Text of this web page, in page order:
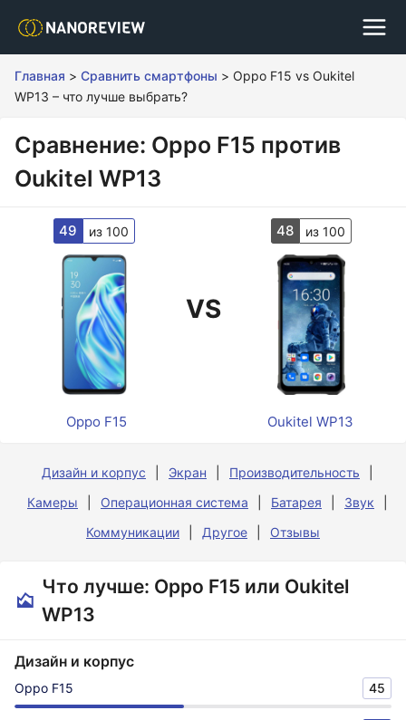
Главная > Сравнить смартфоны > Oppo F15 vs Oukitel
WP13 – что лучше выбрать?
Сравнение: Oppo F15 против
Oukitel WP13
49 из 100
VS
48 из 100
Oppo F15 Oukitel WP13
Дизайн и корпус Экран
Производительность
Камеры
Операционная система Батарея
Звук
Коммуникации
Другое Отзывы
Что лучше: Oppo F15 или Oukitel
WP13
Дизайн и корпус
Oppo F15 45